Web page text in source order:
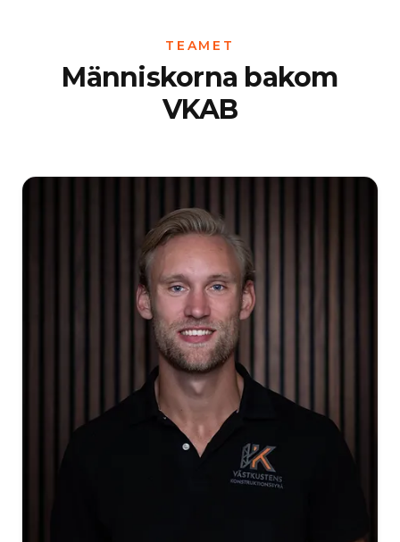
TEAMET
Människorna bakom
VKAB